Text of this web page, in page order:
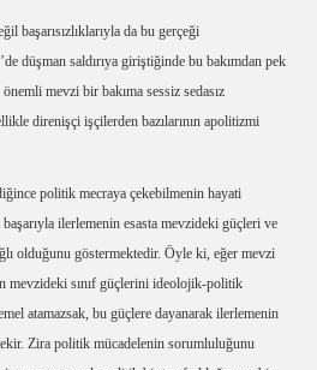
başarısızlıklarıyla da bu gerçeği
düşman saldırıya giriştiğinde bu bakımdan pek
mevzi bir bakıma sessiz sedasız
direnişçi işçilerden bazılarının apolitizmi
politik mecraya çekebilmenin hayati
ilerlemenin esasta mevzideki güçleri ve
olduğunu göstermektedir. Öyle ki, eğer mevzi
mevzideki sınıf güçlerini ideolojik-politik
atamazsak, bu güçlere dayanarak ilerlemenin
Zira politik mücadelenin sorumluluğunu